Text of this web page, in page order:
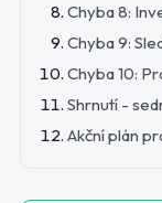
Chyba 8:
Chyba 9:
Chyba 10:
Shrnutí -
Akční plán